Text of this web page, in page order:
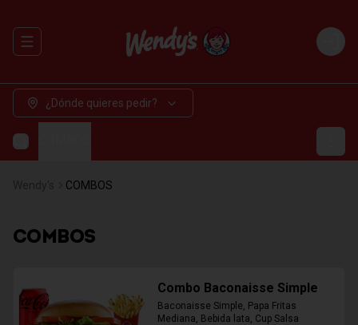
Abrir menu de navegación Login
¿Dónde quieres pedir?
COMBOS
COMBOS
Combo Baconaisse Simple
Baconaisse Simple, Papa Fritas
Mediana, Bebida lata, Cup Salsa